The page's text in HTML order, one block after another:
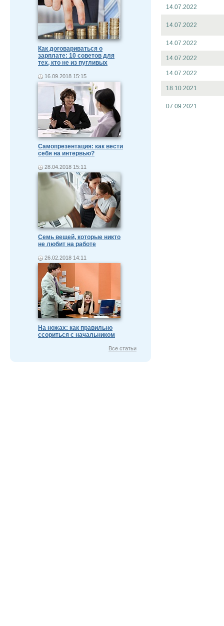
Как договариваться о
зарплате: 10 советов для
тех, кто не из пугливых
16.09.2018 15:15
Самопрезентация: как вести
себя на интервью?
28.04.2018 15:11
Семь вещей, которые никто
не любит на работе
26.02.2018 14:11
На ножах: как правильно
ссориться с начальником
Все статьи
14.07.2022
14.07.2022
14.07.2022
14.07.2022
14.07.2022
18.10.2021
07.09.2021